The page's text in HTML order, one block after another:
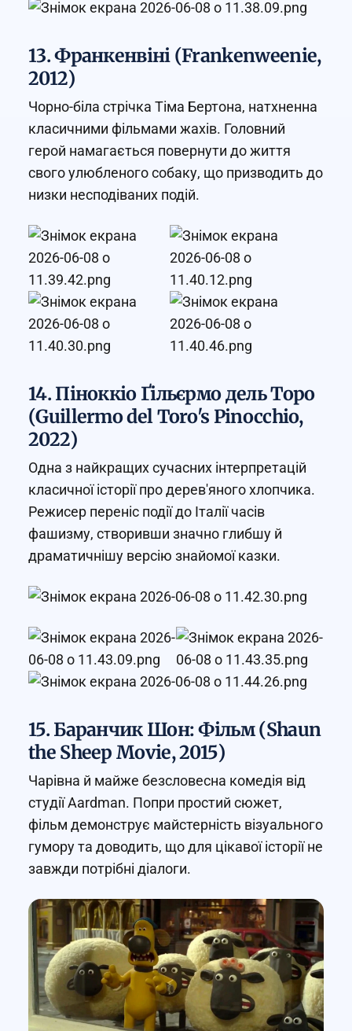
13. Франкенвіні (Frankenweenie,
2012)
Чорно-біла стрічка Тіма Бертона, натхненна
класичними фільмами жахів. Головний
герой намагається повернути до життя
свого улюбленого собаку, що призводить до
низки несподіваних подій.
14. Піноккіо Ґільєрмо дель Торо
(Guillermo del Toro's Pinocchio,
2022)
Одна з найкращих сучасних інтерпретацій
класичної історії про дерев'яного хлопчика.
Режисер переніс події до Італії часів
фашизму, створивши значно глибшу й
драматичнішу версію знайомої казки.
15. Баранчик Шон: Фільм (Shaun
the Sheep Movie, 2015)
Чарівна й майже безсловесна комедія від
студії Aardman. Попри простий сюжет,
фільм демонструє майстерність візуального
гумору та доводить, що для цікавої історії не
завжди потрібні діалоги.